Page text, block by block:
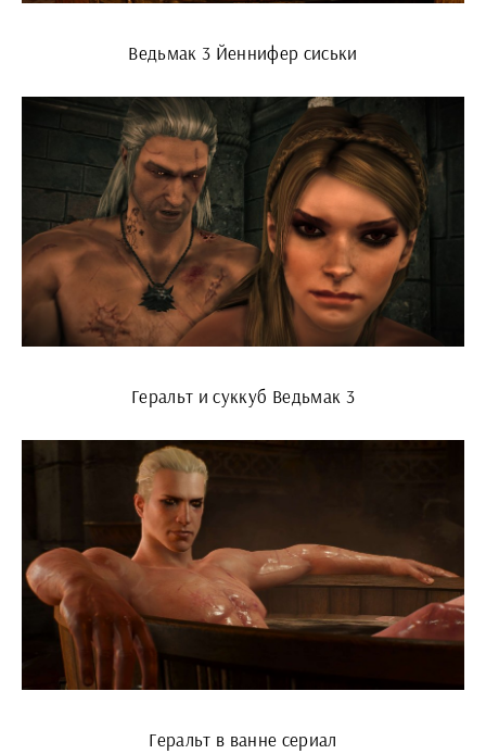
Ведьмак 3 Йеннифер сиськи
Геральт и суккуб Ведьмак 3
Геральт в ванне сериал